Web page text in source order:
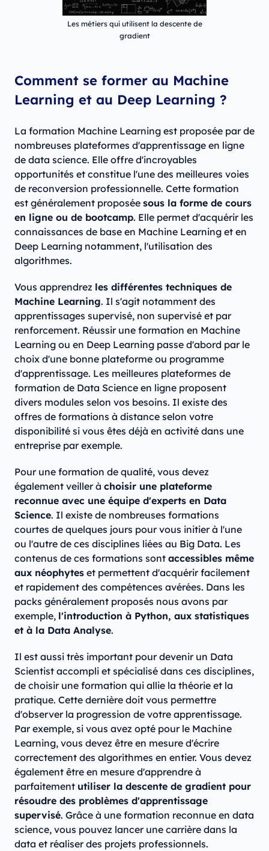
Les métiers qui utilisent la descente de
gradient
Comment se former au Machine
Learning et au Deep Learning ?
La formation Machine Learning est proposée par de
nombreuses plateformes d'apprentissage en ligne
de data science. Elle offre d'incroyables
opportunités et constitue l'une des meilleures voies
de reconversion professionnelle. Cette formation
est généralement proposée sous la forme de cours
en ligne ou de bootcamp. Elle permet d'acquérir les
connaissances de base en Machine Learning et en
Deep Learning notamment, l'utilisation des
algorithmes.
Vous apprendrez les différentes techniques de
Machine Learning. Il s'agit notamment des
apprentissages supervisé, non supervisé et par
renforcement. Réussir une formation en Machine
Learning ou en Deep Learning passe d'abord par le
choix d'une bonne plateforme ou programme
d'apprentissage. Les meilleures plateformes de
formation de Data Science en ligne proposent
divers modules selon vos besoins. Il existe des
offres de formations à distance selon votre
disponibilité si vous êtes déjà en activité dans une
entreprise par exemple.
Pour une formation de qualité, vous devez
également veiller à choisir une plateforme
reconnue avec une équipe d'experts en Data
Science. Il existe de nombreuses formations
courtes de quelques jours pour vous initier à l'une
ou l'autre de ces disciplines liées au Big Data. Les
contenus de ces formations sont accessibles même
aux néophytes et permettent d'acquérir facilement
et rapidement des compétences avérées. Dans les
packs généralement proposés nous avons par
exemple, l'introduction à Python, aux statistiques
et à la Data Analyse.
Il est aussi très important pour devenir un Data
Scientist accompli et spécialisé dans ces disciplines,
de choisir une formation qui allie la théorie et la
pratique. Cette dernière doit vous permettre
d'observer la progression de votre apprentissage.
Par exemple, si vous avez opté pour le Machine
Learning, vous devez être en mesure d'écrire
correctement des algorithmes en entier. Vous devez
également être en mesure d'apprendre à
parfaitement utiliser la descente de gradient pour
résoudre des problèmes d'apprentissage
supervisé. Grâce à une formation reconnue en data
science, vous pouvez lancer une carrière dans la
data et réaliser des projets professionnels.